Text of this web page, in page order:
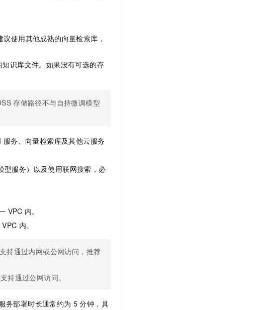
使用其他成熟的向量检索库，
识库文件。如果没有可选的存
存储路径不与自持微调模型
服务、向量检索库及其他云服务
型服务）以及使用联网搜索，必
VPC 内。
VPC 内。
支持通过内网或公网访问，推荐
持通过公网访问。
务部署时长通常约为 5 分钟，具
通过自然语言交互简化开发流程,全栈开发支持